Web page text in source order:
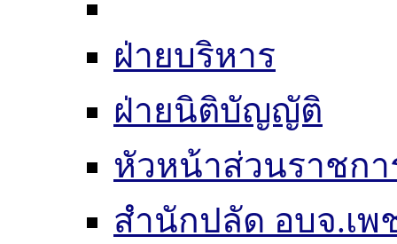
ฝ่ายบริหาร
ฝ่ายนิติบัญญัติ
หัวหน้าส่วนราชกา
สำนักปลัด อบจ.เ